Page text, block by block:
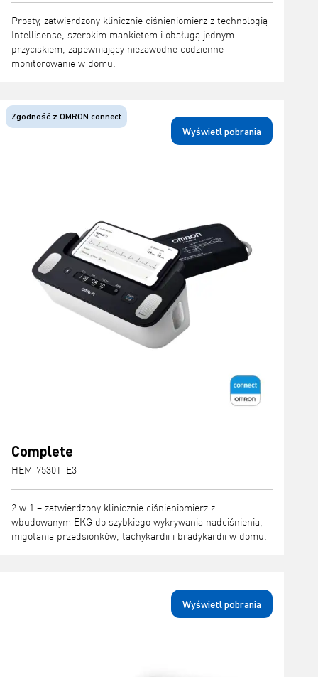
Prosty, zatwierdzony klinicznie ciśnieniomierz z technologią
Intellisense, szerokim mankietem i obsługą jednym
przyciskiem, zapewniający niezawodne codzienne
monitorowanie w domu.
Complete
HEM-7530T-E3
2 w 1 – zatwierdzony klinicznie ciśnieniomierz z
wbudowanym EKG do szybkiego wykrywania nadciśnienia,
migotania przedsionków, tachykardii i bradykardii w domu.
Zgodność z OMRON connect
Wyświetl pobrania
Wyświetl pobrania